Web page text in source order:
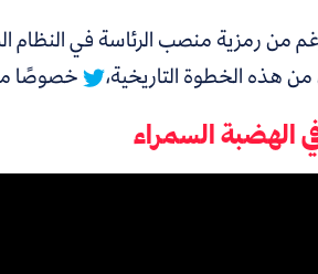
من رمزية منصب الرئاسة في النظام
من هذه الخطوة التاريخية،
خصوصًا مع
الهضبة السمراء